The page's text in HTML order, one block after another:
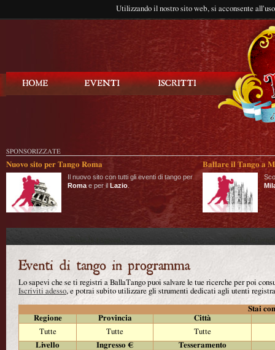
Utilizzando il nostro sito web, si acconsente
SPONSORIZZATE
Nuovo sito per Tango Roma
Il nuovo sito con tutti gli eventi di tango per
Roma e per il Lazio
Ballare il Tango a
Lo sapevi che se ti registri a BallaTango puoi salvare le tue ricerche per poi
Iscriviti adesso, e potrai subito utilizzare gli strumenti dedicati agli utenti
Stai
Regione
Provincia
Città
Tutte
Tutte
Tutte
Livello
Ingresso €
Tesseramento